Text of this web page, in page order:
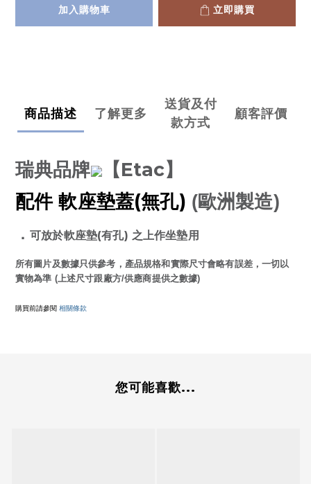
加入購物車 立即購買
商品描述 了解更多
送貨及付
款方式
顧客評價
瑞典品牌 【Etac】
配件 軟座墊蓋(無孔) (歐洲製造)
．可放於軟座墊(有孔) 之上作坐墊用
所有圖片及數據只供參考，產品規格和實際尺寸會略有誤差，一切以
實物為準 (上述尺寸跟廠方/供應商提供之數據)
購買前請參閱 相關條款
您可能喜歡...